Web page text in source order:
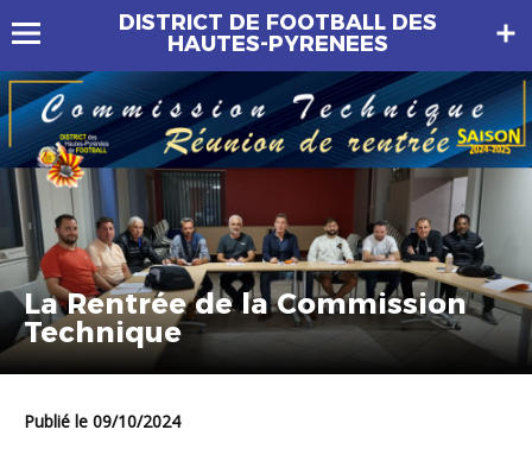
DISTRICT DE FOOTBALL DES
HAUTES-PYRENEES
La Rentrée de la Commission
Technique
Publié le 09/10/2024